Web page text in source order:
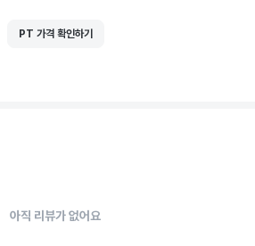
PT 가격 확인하기
아직 리뷰가 없어요